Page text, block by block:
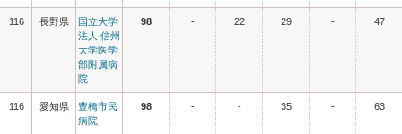
116 長野県
国立大学
法人 信州
大学医学
部附属病
院
98 - 22 29 - 47
116 愛知県
豊橋市民
病院
98 - - 35 - 63